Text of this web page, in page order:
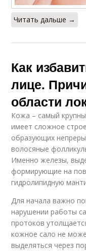
Читать дальше →
Как
лице.
области
Кожа – самый
имеет сложное
образующих
волосяные
Именно железы,
формирующие на
гидролипидную
Для начала важно
нарушении работы
протоков
кожное сало не
выделяться через